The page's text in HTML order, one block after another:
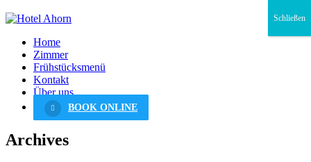
Home
Zimmer
Frühstücksmenü
Kontakt
Über uns
BOOK ONLINE
Archives
Schließen